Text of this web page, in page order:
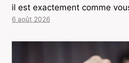
il est exactement comme
6 août 2026